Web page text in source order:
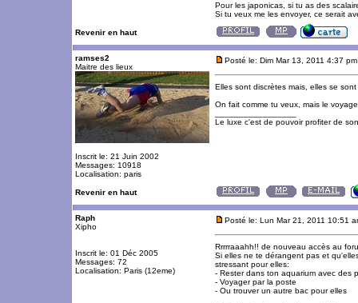
Pour les japonicas, si tu as des
Si tu veux me les envoyer, ce serait
Revenir en haut
ramses2
Maitre des lieux
Inscrit le: 21 Juin 2002
Messages: 10918
Localisation: paris
Posté le: Dim Mar 13, 2011 4:37 pm
Elles sont discrètes mais, elles se
On fait comme tu veux, mais le
Le luxe c'est de pouvoir profiter de
Revenir en haut
Raph
Xipho
Inscrit le: 01 Déc 2005
Messages: 72
Localisation: Paris (12eme)
Posté le: Lun Mar 21, 2011 10:51
Rrrrraaahh!! de nouveau accès au
Si elles ne te dérangent pas et
stressant pour elles:
- Rester dans ton aquarium avec des
- Voyager par la poste
- Ou trouver un autre bac pour elles